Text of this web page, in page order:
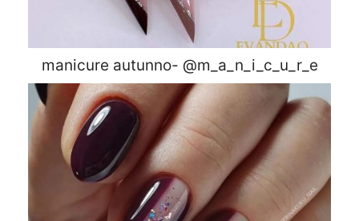
manicure autunno- @m_a_n_i_c_u_r_e